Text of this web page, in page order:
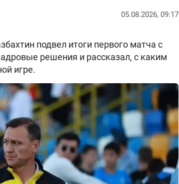
05.08.2026, 09:17
подвел итоги первого матча с
решения и рассказал, с каким
игре.